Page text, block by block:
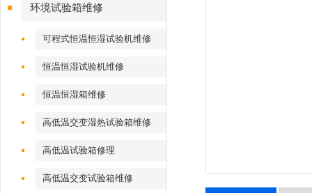
环境试验箱维修
可程式恒温恒湿试验机维修
恒温恒湿试验机维修
恒温恒湿箱维修
高低温交变湿热试验箱维修
高低温试验箱修理
高低温交变试验箱维修